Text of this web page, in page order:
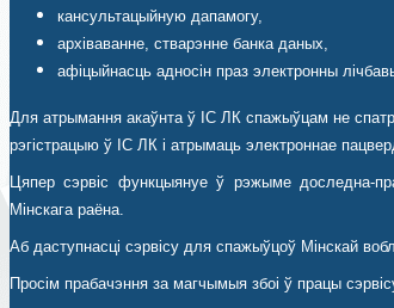
кансультацыйную дапамогу,
архіваванне, стварэнне банка даных,
афіцыйнасць адносін праз электронны
Для атрымання акаўнта ў ІС ЛК спажыўцам не
рэгістрацыю ў ІС ЛК і атрымаць электроннае
Цяпер сэрвіс функцыянуе ў рэжыме доследна-
Мінскага раёна.
Аб даступнасці сэрвісу для спажыўцоў Мінскай
Просім прабачэння за магчымыя збоі ў працы